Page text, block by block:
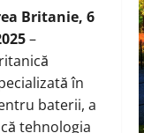
Britanie, 6
–
în
baterii, a
tehnologia